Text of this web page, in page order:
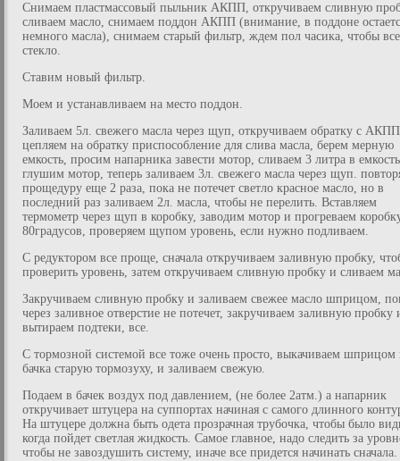
Снимаем пластмассовый пыльник АКПП, откручиваем сливную
сливаем масло, снимаем поддон АКПП (внимание, в поддоне
немного масла), снимаем старый фильтр, ждем пол часика, чтобы все
стекло.
Ставим новый фильтр.
Моем и устанавливаем на место поддон.
Заливаем 5л. свежего масла через щуп, откручиваем обратку с
цепляем на обратку приспособление для слива масла, берем мерную
емкость, просим напарника завести мотор, сливаем 3 литра в
глушим мотор, теперь заливаем 3л. свежего масла через щуп.
прощедуру еще 2 раза, пока не потечет светло красное масло, но в
последний раз заливаем 2л. масла, чтобы не перелить. Вставляем
термометр через щуп в коробку, заводим мотор и прогреваем
80градусов, проверяем щупом уровень, если нужно подливаем.
С редуктором все проще, сначала откручиваем заливную пробку,
проверить уровень, затем откручиваем сливную пробку и сливаем
Закручиваем сливную пробку и заливаем свежее масло шприцом,
через заливное отверстие не потечет, закручиваем заливную пробку
вытираем подтеки, все.
С тормозной системой все тоже очень просто, выкачиваем шприцом
бачка старую тормозуху, и заливаем свежую.
Подаем в бачек воздух под давлением, (не более 2атм.) а напарник
откручивает штуцера на суппортах начиная с самого длинного
На штуцере должна быть одета прозрачная трубочка, чтобы было
когда пойдет светлая жидкость. Самое главное, надо следить за
чтобы не завоздушить систему, иначе все придется начинать сначала.